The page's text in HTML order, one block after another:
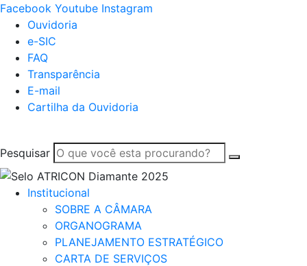
Facebook Youtube Instagram
Ouvidoria
e-SIC
FAQ
Transparência
E-mail
Cartilha da Ouvidoria
Pesquisar
Institucional
SOBRE A CÂMARA
ORGANOGRAMA
PLANEJAMENTO ESTRATÉGICO
CARTA DE SERVIÇOS